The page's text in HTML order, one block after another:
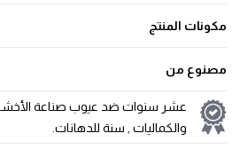
مكونات المنتج
مصنوع من
عشر سنوات ضد عيوب صناعة
والكماليات , سنة للدهانات.